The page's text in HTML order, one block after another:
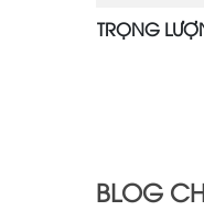
TRỌNG
BLOG